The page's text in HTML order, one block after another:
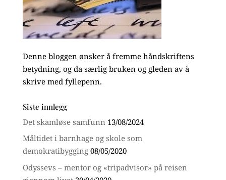
Denne bloggen ønsker å fremme håndskriftens
betydning, og da særlig bruken og gleden av å
skrive med fyllepenn.
Siste innlegg
Det skamløse samfunn 13/08/2024
Måltidet i barnhage og skole som
demokratibygging 08/05/2020
Odyssevs – mentor og «tripadvisor» på reisen